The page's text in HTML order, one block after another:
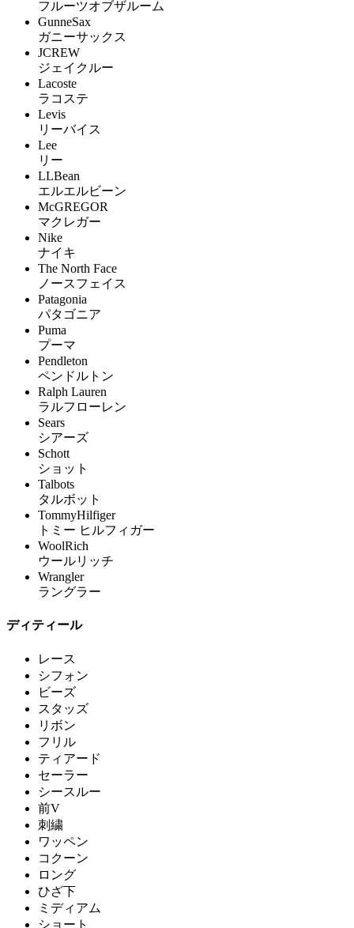
フルーツオブザルーム
GunneSax
ガニーサックス
JCREW
ジェイクルー
Lacoste
ラコステ
Levis
リーバイス
Lee
リー
LLBean
エルエルビーン
McGREGOR
マクレガー
Nike
ナイキ
The North Face
ノースフェイス
Patagonia
パタゴニア
Puma
プーマ
Pendleton
ペンドルトン
Ralph Lauren
ラルフローレン
Sears
シアーズ
Schott
ショット
Talbots
タルボット
TommyHilfiger
トミー ヒルフィガー
WoolRich
ウールリッチ
Wrangler
ラングラー
ディティール
レース
シフォン
ビーズ
スタッズ
リボン
フリル
ティアード
セーラー
シースルー
前V
刺繍
ワッペン
コクーン
ロング
ひざ下
ミディアム
ショート